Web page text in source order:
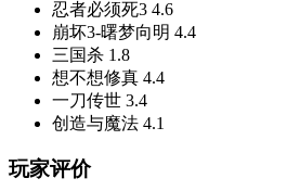
忍者必须死3 4.6
崩坏3-曙梦向明 4.4
三国杀 1.8
想不想修真 4.4
一刀传世 3.4
创造与魔法 4.1
玩家评价